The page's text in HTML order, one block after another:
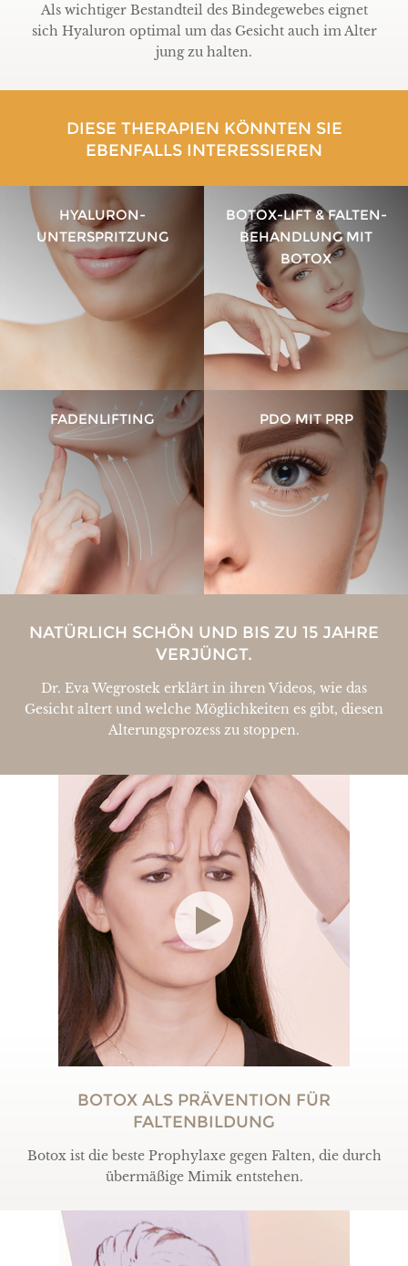
Als wichtiger Bestandteil des Bindegewebes eignet
sich Hyaluron optimal um das Gesicht auch im Alter
jung zu halten.
DIESE THERAPIEN KÖNNTEN SIE
EBENFALLS INTERESSIEREN
HYALURON-
UNTERSPRITZUNG
BOTOX-LIFT & FALTEN­
BEHANDLUNG MIT
BOTOX
FADENLIFTING PDO MIT PRP
NATÜRLICH SCHÖN UND BIS ZU 15 JAHRE
VERJÜNGT.
Dr. Eva Wegrostek erklärt in ihren Videos, wie das
Gesicht altert und welche Möglichkeiten es gibt, diesen
Alterungsprozess zu stoppen.
BOTOX ALS PRÄVENTION FÜR
FALTENBILDUNG
Botox ist die beste Prophylaxe gegen Falten, die durch
übermäßige Mimik entstehen.